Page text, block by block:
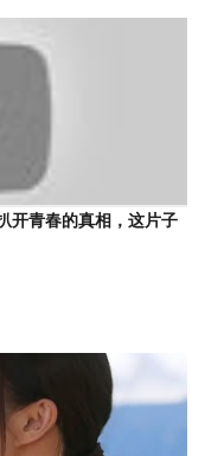
开青春的真相，这片子